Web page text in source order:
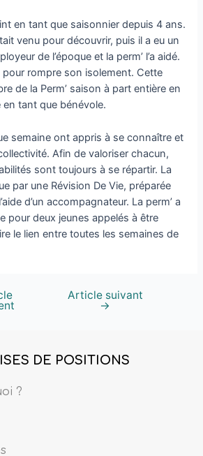
en tant que saisonnier depuis 4 ans.
venu pour découvrir, puis il a eu un
de l’époque et la perm’ l’a aidé.
pour rompre son isolement. Cette
de la Perm’ saison à part entière en
tant que bénévole.
semaine ont appris à se connaître et
Afin de valoriser chacun,
sont toujours à se répartir. La
par une Révision De Vie, préparée
d’un accompagnateur. La perm’ a
pour deux jeunes appelés à être
le lien entre toutes les semaines de
Article suivant
→
DE POSITIONS
?